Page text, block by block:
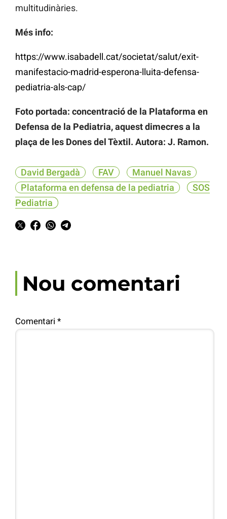
multitudinàries.
Més info:
https://www.isabadell.cat/societat/salut/exit-
manifestacio-madrid-esperona-lluita-defensa-
pediatria-als-cap/
Foto portada: concentració de la Plataforma en
Defensa de la Pediatria, aquest dimecres a la
plaça de les Dones del Tèxtil. Autora: J. Ramon.
David Bergadà FAV
Manuel Navas
Plataforma en defensa de la pediatria
SOS
Pediatria
Nou comentari
Comentari *